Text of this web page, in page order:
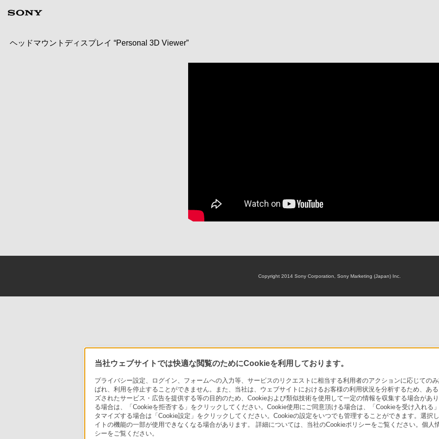
ヘッドマウントディスプレイ “Personal 3D Viewer”
Copyright 2014 Sony Corporation, Sony Marketing (Japan) Inc.
当社ウェブサイトでは快適な閲覧のためにCookieを利用しております。
プライバシー設定、ログイン、フォームへの入力等、サービスのリクエストに相当する利用者のアクションに応じての
ばれ、利用を停止することができません。また、当社は、ウェブサイトにおけるお客様の利用状況を分析するため、あ
ズされたサービス・広告を提供する等の目的のため、Cookieおよび類似技術を使用して一定の情報を収集する場合があ
る場合は、「Cookieを拒否する」をクリックしてください。Cookie使用にご同意頂ける場合は、「Cookieを受け入れる
タマイズする場合は「Cookie設定」をクリックしてください。Cookieの設定をいつでも管理することができます。選択
イトの機能の一部が使用できなくなる場合があります。 詳細については、当社のCookieポリシーをご覧ください。個人
シーをご覧ください。